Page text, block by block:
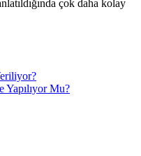
çok daha kolay
Yapılıyor Mu?